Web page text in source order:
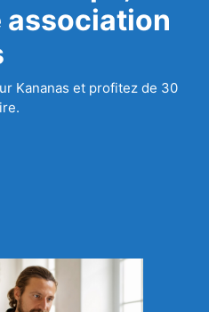
association
Kananas et profitez de 30